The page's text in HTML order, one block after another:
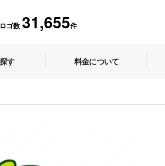
ゴ数 31,655件
す 料金について